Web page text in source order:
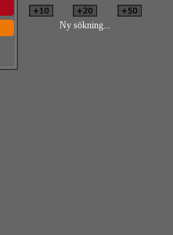
Ny sökning...